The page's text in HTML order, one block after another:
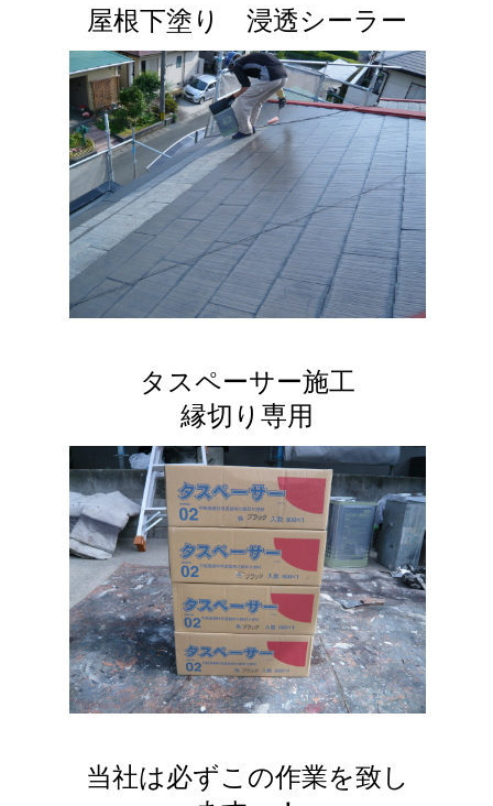
屋根下塗り 浸透シーラー
タスペーサー施工
縁切り専用
当社は必ずこの作業を致し